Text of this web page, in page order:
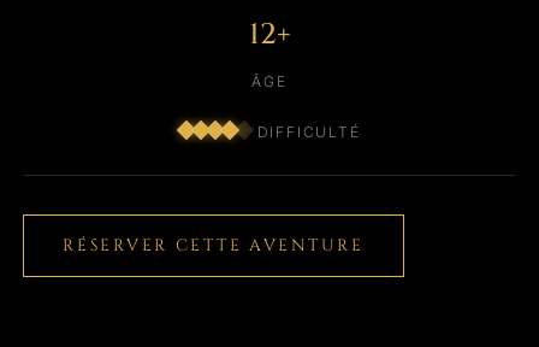
12+
ÂGE
DIFFICULTÉ
RÉSERVER CETTE AVENTURE